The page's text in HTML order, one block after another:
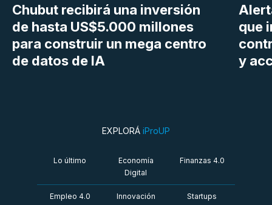
Chubut recibirá una inversión
de hasta US$5.000 millones
para construir un mega centro
de datos de IA
que
y
EXPLORÁ iProUP
Lo último
Economía
Digital
Finanzas 4.0
Empleo 4.0 Innovación Startups